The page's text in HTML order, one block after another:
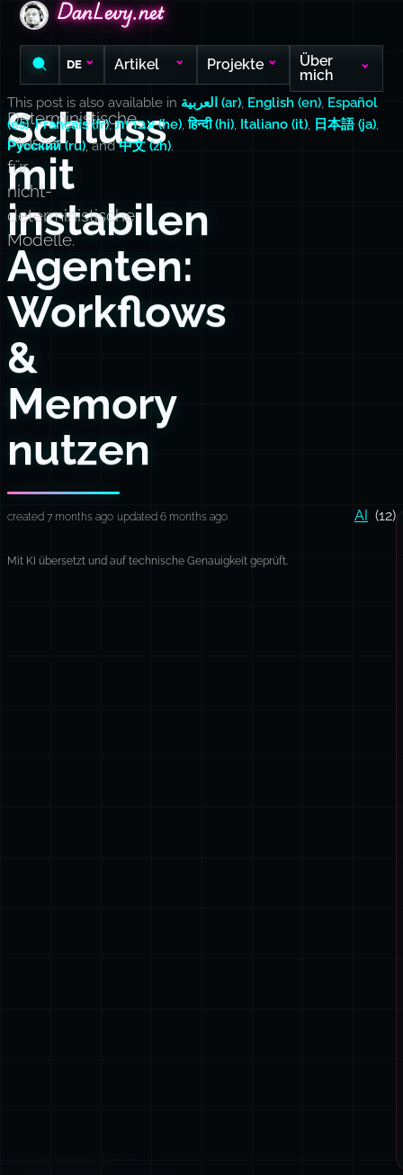
DanLevy.net
DanLevy.net
DanLevy.net
DE Artikel Projekte
Über
mich
Schluss
mit
instabilen
Agenten:
Workflows
&
Memory
nutzen
Deterministische
Muster
für
nicht-
deterministische
Modelle.
This post is also available in العربية (ar), English (en), Español
(es),Français (fr), עברית (he),हिन्दी (hi), Italiano (it), 日本語 (ja),
Русский (ru), and中文 (zh).
created 7 months ago updated 6 months ago AI (12)
Mit KI übersetzt und auf technische Genauigkeit geprüft.